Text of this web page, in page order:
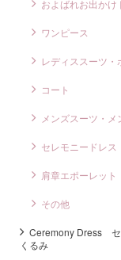
およばれお出かけ
ワンピース
レディススーツ・
コート
メンズスーツ・メ
セレモニードレス
肩章エポーレット
その他
Ceremony Dress
くるみ